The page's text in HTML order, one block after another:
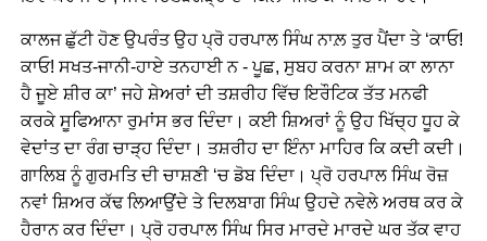
ਕਾਲਜ ਛੁੱਟੀ ਹੋਣ ਉਪਰੰਤ ਉਹ ਪ੍ਰੋ ਹਰਪਾਲ ਸਿੰਘ ਨਾਲ਼ ਤੁਰ ਪੈਂਦਾ ਤੇ ‘ਕਾਓ!
ਕਾਓ! ਸਖਤ-ਜਾਨੀ-ਹਾਏ ਤਨਹਾਈ ਨ - ਪੂਛ, ਸੁਬਹ ਕਰਨਾ ਸ਼ਾਮ ਕਾ ਲਾਨਾ
ਹੈ ਜੂਏ ਸ਼ੀਰ ਕਾ’ ਜਹੇ ਸ਼ੇਅਰਾਂ ਦੀ ਤਸ਼ਰੀਹ ਵਿੱਚ ਇਰੌਟਿਕ ਤੱਤ ਮਨਫੀ
ਕਰਕੇ ਸੂਫਿਆਨਾ ਰੁਮਾਂਸ ਭਰ ਦਿੰਦਾ। ਕਈ ਸ਼ਿਅਰਾਂ ਨੂੰ ਉਹ ਖਿੱਚ੍ਹ ਧੂਹ ਕੇ
ਵੇਦਾਂਤ ਦਾ ਰੰਗ ਚਾੜ੍ਹ ਦਿੰਦਾ। ਤਸ਼ਰੀਹ ਦਾ ਇੰਨਾ ਮਾਹਿਰ ਕਿ ਕਦੀ ਕਦੀ।
ਗਾਲਿਬ ਨੂੰ ਗੁਰਮਤਿ ਦੀ ਚਾਸ਼ਣੀ ‘ਚ ਡੋਬ ਦਿੰਦਾ। ਪ੍ਰੋ ਹਰਪਾਲ ਸਿੰਘ ਰੋਜ਼
ਨਵਾਂ ਸ਼ਿਅਰ ਕੱਢ ਲਿਆਉਂਦੇ ਤੇ ਦਿਲਬਾਗ ਸਿੰਘ ਉਹਦੇ ਨਵੇਲੇ ਅਰਥ ਕਰ ਕੇ
ਹੈਰਾਨ ਕਰ ਦਿੰਦਾ। ਪ੍ਰੋ ਹਰਪਾਲ ਸਿੰਘ ਸਿਰ ਮਾਰਦੇ ਮਾਰਦੇ ਘਰ ਤੱਕ ਵਾਹ